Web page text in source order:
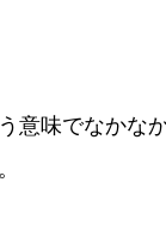
意味でなかな